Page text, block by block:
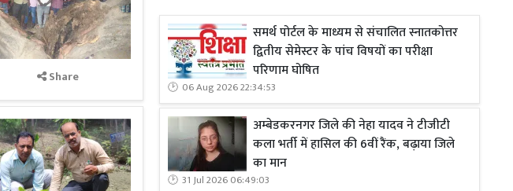
Share
समर्थ पोर्टल के माध्यम से संचालित स्नातकोत्तर
द्वितीय सेमेस्टर के पांच विषयों का परीक्षा
परिणाम घोषित
06 Aug 2026 22:34:53
अम्बेडकरनगर जिले की नेहा यादव ने टीजीटी
कला भर्ती में हासिल की 6वीं रैंक, बढ़ाया जिले
का मान
31 Jul 2026 06:49:03